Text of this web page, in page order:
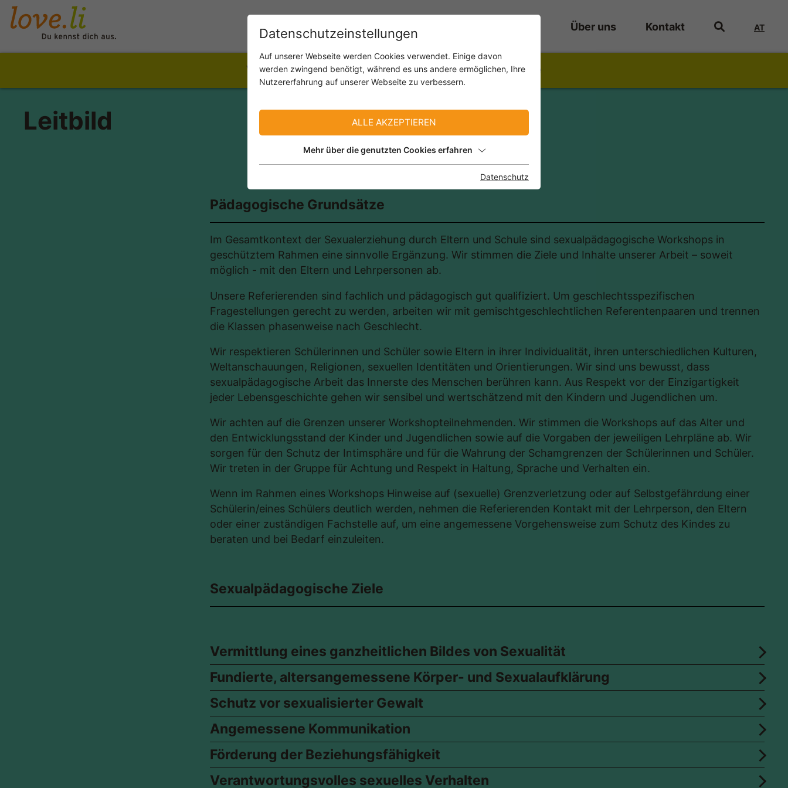
Workshops für Schulen Über uns
Wer wir sind Team Leitbild Jahresberichte
Kontakt AT
Leitbild
Pädagogische Grundsätze
Im Gesamtkontext der Sexualerziehung durch Eltern und Schule sind sexualpädagogische Workshops in
geschütztem Rahmen eine sinnvolle Ergänzung. Wir stimmen die Ziele und Inhalte unserer Arbeit – soweit
möglich - mit den Eltern und Lehrpersonen ab.
Unsere Referierenden sind fachlich und pädagogisch gut qualifiziert. Um geschlechtsspezifischen
Fragestellungen gerecht zu werden, arbeiten wir mit gemischtgeschlechtlichen Referentenpaaren und trennen
die Klassen phasenweise nach Geschlecht.
Wir respektieren Schülerinnen und Schüler sowie Eltern in ihrer Individualität, ihren unterschiedlichen Kulturen,
Weltanschauungen, Religionen, sexuellen Identitäten und Orientierungen. Wir sind uns bewusst, dass
sexualpädagogische Arbeit das Innerste des Menschen berühren kann. Aus Respekt vor der Einzigartigkeit
jeder Lebensgeschichte gehen wir sensibel und wertschätzend mit den Kindern und Jugendlichen um.
Wir achten auf die Grenzen unserer Workshopteilnehmenden. Wir stimmen die Workshops auf das Alter und
den Entwicklungsstand der Kinder und Jugendlichen sowie auf die Vorgaben der jeweiligen Lehrpläne ab. Wir
sorgen für den Schutz der Intimsphäre und für die Wahrung der Schamgrenzen der Schülerinnen und Schüler.
Wir treten in der Gruppe für Achtung und Respekt in Haltung, Sprache und Verhalten ein.
Wenn im Rahmen eines Workshops Hinweise auf (sexuelle) Grenzverletzung oder auf Selbstgefährdung einer
Schülerin/eines Schülers deutlich werden, nehmen die Referierenden Kontakt mit der Lehrperson, den Eltern
oder einer zuständigen Fachstelle auf, um eine angemessene Vorgehensweise zum Schutz des Kindes zu
beraten und bei Bedarf einzuleiten.
Sexualpädagogische Ziele
Vermittlung eines ganzheitlichen Bildes von Sexualität
Fundierte, altersangemessene Körper- und Sexualaufklärung
Schutz vor sexualisierter Gewalt
Angemessene Kommunikation
Förderung der Beziehungsfähigkeit
Verantwortungsvolles sexuelles Verhalten
Datenschutzeinstellungen
Auf unserer Webseite werden Cookies verwendet. Einige davon
werden zwingend benötigt, während es uns andere ermöglichen, Ihre
Nutzererfahrung auf unserer Webseite zu verbessern.
ALLE AKZEPTIEREN
Mehr über die genutzten Cookies erfahren
Datenschutz